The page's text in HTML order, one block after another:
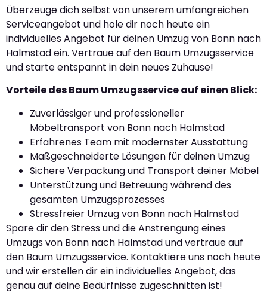
Überzeuge dich selbst von unserem umfangreichen
Serviceangebot und hole dir noch heute ein
individuelles Angebot für deinen Umzug von Bonn nach
Halmstad ein. Vertraue auf den Baum Umzugsservice
und starte entspannt in dein neues Zuhause!
Vorteile des Baum Umzugsservice auf einen Blick:
Zuverlässiger und professioneller
Möbeltransport von Bonn nach Halmstad
Erfahrenes Team mit modernster Ausstattung
Maßgeschneiderte Lösungen für deinen Umzug
Sichere Verpackung und Transport deiner Möbel
Unterstützung und Betreuung während des
gesamten Umzugsprozesses
Stressfreier Umzug von Bonn nach Halmstad
Spare dir den Stress und die Anstrengung eines
Umzugs von Bonn nach Halmstad und vertraue auf
den Baum Umzugsservice. Kontaktiere uns noch heute
und wir erstellen dir ein individuelles Angebot, das
genau auf deine Bedürfnisse zugeschnitten ist!